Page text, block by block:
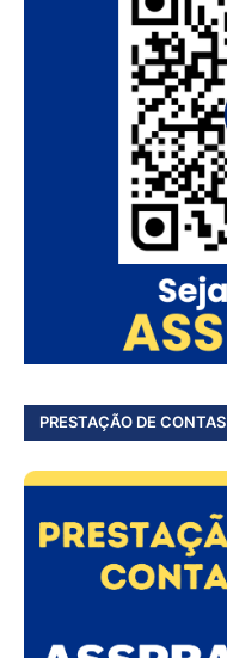
PRESTAÇÃO DE CONTAS